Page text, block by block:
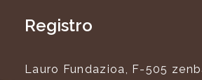
Registro
Lauro Fundazioa, F-505